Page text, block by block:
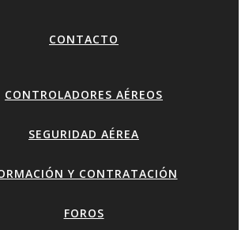
CONTACTO
CONTROLADORES AÉREOS
SEGURIDAD AÉREA
Y CONTRATACIÓN
FOROS